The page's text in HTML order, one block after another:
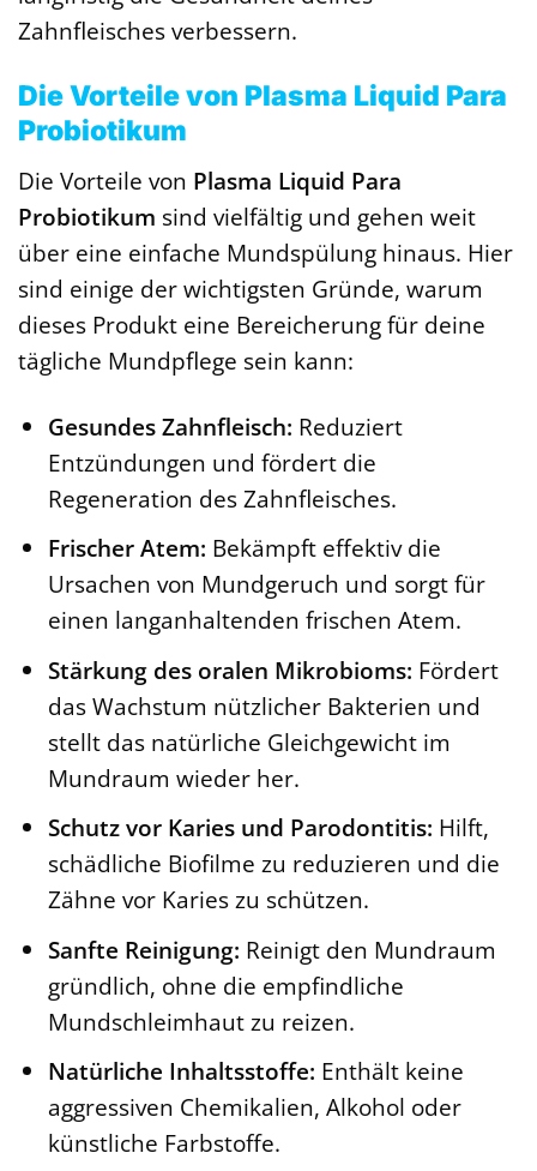
Zahnfleisches verbessern.
Die Vorteile von Plasma Liquid Para
Probiotikum
Die Vorteile von Plasma Liquid Para
Probiotikum sind vielfältig und gehen weit
über eine einfache Mundspülung hinaus. Hier
sind einige der wichtigsten Gründe, warum
dieses Produkt eine Bereicherung für deine
tägliche Mundpflege sein kann:
Gesundes Zahnfleisch: Reduziert
Entzündungen und fördert die
Regeneration des Zahnfleisches.
Frischer Atem: Bekämpft effektiv die
Ursachen von Mundgeruch und sorgt für
einen langanhaltenden frischen Atem.
Stärkung des oralen Mikrobioms: Fördert
das Wachstum nützlicher Bakterien und
stellt das natürliche Gleichgewicht im
Mundraum wieder her.
Schutz vor Karies und Parodontitis: Hilft,
schädliche Biofilme zu reduzieren und die
Zähne vor Karies zu schützen.
Sanfte Reinigung: Reinigt den Mundraum
gründlich, ohne die empfindliche
Mundschleimhaut zu reizen.
Natürliche Inhaltsstoffe: Enthält keine
aggressiven Chemikalien, Alkohol oder
künstliche Farbstoffe.